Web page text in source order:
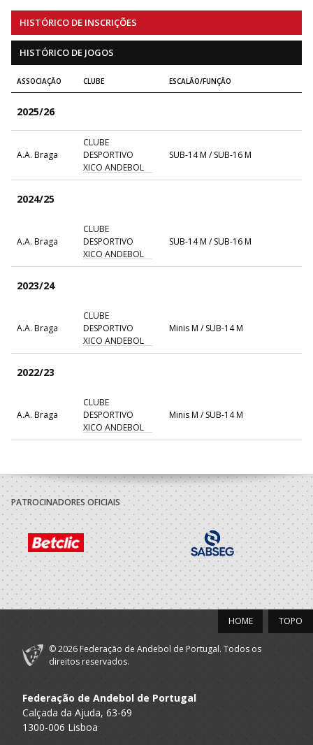
HISTÓRICO DE INSCRIÇÕES
HISTÓRICO DE JOGOS
ASSOCIAÇÃO CLUBE ESCALÃO/FUNÇÃO
2025/26
A.A. Braga
CLUBE
DESPORTIVO
XICO ANDEBOL
SUB-14 M / SUB-16 M
2024/25
A.A. Braga
CLUBE
DESPORTIVO
XICO ANDEBOL
SUB-14 M / SUB-16 M
2023/24
A.A. Braga
CLUBE
DESPORTIVO
XICO ANDEBOL
Minis M / SUB-14 M
2022/23
A.A. Braga
CLUBE
DESPORTIVO
XICO ANDEBOL
Minis M / SUB-14 M
PATROCINADORES OFICIAIS
TOPO
HOME
© 2026 Federação de Andebol de Portugal. Todos os
direitos reservados.
Federação de Andebol de Portugal
Calçada da Ajuda, 63-69
1300-006 Lisboa